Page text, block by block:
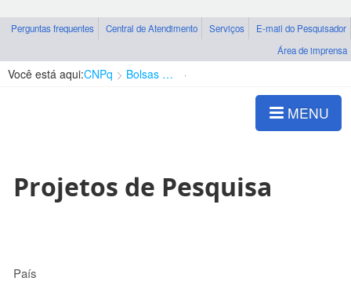
Perguntas frequentes Central de Atendimento Serviços
E-mail do Pesquisador
Área de imprensa
Você está aqui:CNPq Bolsas e Auxílios Vigentes
MENU
Projetos de Pesquisa
País